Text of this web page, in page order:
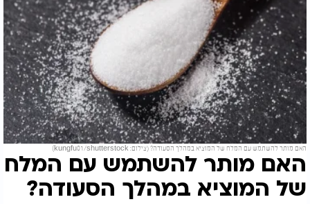
האם מותר להשתמש עם המלח של המוציא במהלך הסעודה? (צילום: kungfu01/shutterstock)
האם מותר להשתמש עם המלח
של המוציא במהלך הסעודה?